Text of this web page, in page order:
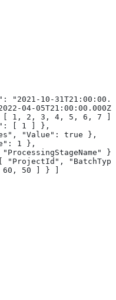
"2021-10-
04-
[ 1, 2, 3, 4, 5, 6, 7
[ 1 ] },
"Value": true },
1 },
},
60, 50 ] } ]